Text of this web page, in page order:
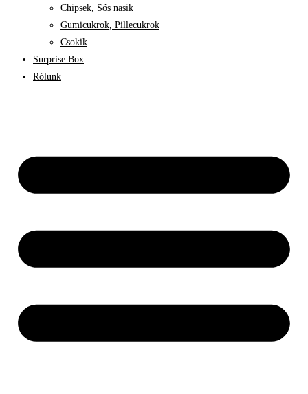
Chipsek, Sós nasik
Gumicukrok, Pillecukrok
Csokik
Surprise Box
Rólunk